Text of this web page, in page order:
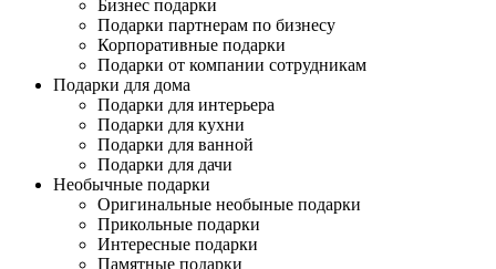
Бизнес подарки
Подарки партнерам по бизнесу
Корпоративные подарки
Подарки от компании сотрудникам
Подарки для дома
Подарки для интерьера
Подарки для кухни
Подарки для ванной
Подарки для дачи
Необычные подарки
Оригинальные необыные подарки
Прикольные подарки
Интересные подарки
Памятные подарки